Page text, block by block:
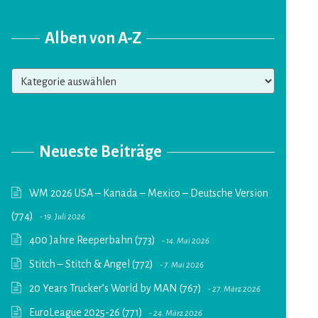
Alben von A-Z
Alben
von
Neueste Beiträge
WM 2026 USA – Kanada – Mexico – Deutsche Version
(774)
19. Juli 2026
400 Jahre Reeperbahn (773) 14. Mai 2026
Stitch – Stitch & Angel (772) 7. Mai 2026
20 Years Trucker’s World by MAN (767) 27. März 2026
EuroLeague 2025-26 (771) 24. März 2026